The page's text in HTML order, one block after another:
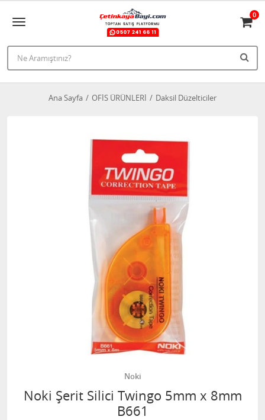
0
Ana Sayfa OFİS ÜRÜNLERİ Daksil Düzelticiler
Noki
Noki Şerit Silici Twingo 5mm x 8mm
B661